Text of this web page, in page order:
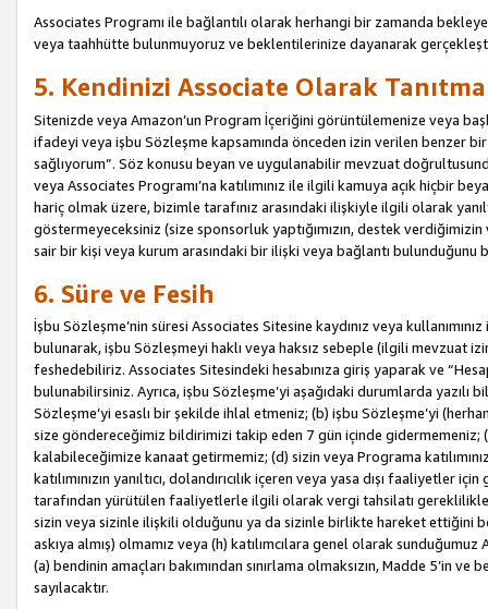
Associates Programı ile bağlantılı olarak herhangi bir zamanda
veya taahhütte bulunmuyoruz ve beklentilerinize dayanarak
5. Kendinizi Associate Olarak
Sitenizde veya Amazon’un Program İçeriğini görüntülemenize veya
ifadeyi veya işbu Sözleşme kapsamında önceden izin verilen benzer
sağlıyorum”. Söz konusu beyan ve uygulanabilir mevzuat
veya Associates Programı’na katılımınız ile ilgili kamuya açık hiçbir
hariç olmak üzere, bizimle tarafınız arasındaki ilişkiyle ilgili olarak
göstermeyeceksiniz (size sponsorluk yaptığımızın, destek
sair bir kişi veya kurum arasındaki bir ilişki veya bağlantı bulunduğunu
6. Süre ve Fesih
İşbu Sözleşme’nin süresi Associates Sitesine kaydınız veya
bulunarak, işbu Sözleşmeyi haklı veya haksız sebeple (ilgili mevzuat
feshedebiliriz. Associates Sitesindeki hesabınıza giriş yaparak ve
bulunabilirsiniz. Ayrıca, işbu Sözleşme’yi aşağıdaki durumlarda yazılı
Sözleşme’yi esaslı bir şekilde ihlal etmeniz; (b) işbu Sözleşme’yi
size göndereceğimiz bildirimizi takip eden 7 gün içinde gidermemeniz;
kalabileceğimize kanaat getirmemiz; (d) sizin veya Programa
katılımınızın yanıltıcı, dolandırıcılık içeren veya yasa dışı
tarafından yürütülen faaliyetlerle ilgili olarak vergi tahsilatı
sizin veya sizinle ilişkili olduğunu ya da sizinle birlikte hareket ettiğini
askıya almış) olmamız veya (h) katılımcılara genel olarak
(a) bendinin amaçları bakımından sınırlama olmaksızın, Madde 5’in
sayılacaktır.